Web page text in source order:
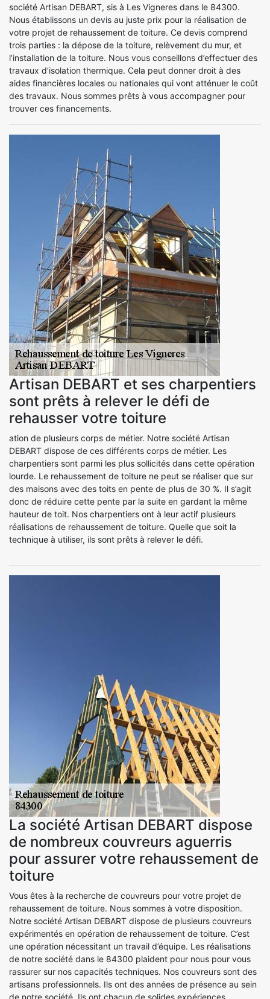
société Artisan DEBART, sis à Les Vigneres dans le 84300.
Nous établissons un devis au juste prix pour la réalisation de
votre projet de rehaussement de toiture. Ce devis comprend
trois parties : la dépose de la toiture, relèvement du mur, et
l’installation de la toiture. Nous vous conseillons d’effectuer des
travaux d’isolation thermique. Cela peut donner droit à des
aides financières locales ou nationales qui vont atténuer le coût
des travaux. Nous sommes prêts à vous accompagner pour
trouver ces financements.
Artisan DEBART et ses charpentiers
sont prêts à relever le défi de
rehausser votre toiture
ation de plusieurs corps de métier. Notre société Artisan
DEBART dispose de ces différents corps de métier. Les
charpentiers sont parmi les plus sollicités dans cette opération
lourde. Le rehaussement de toiture ne peut se réaliser que sur
des maisons avec des toits en pente de plus de 30 %. Il s’agit
donc de réduire cette pente par la suite en gardant la même
hauteur de toit. Nos charpentiers ont à leur actif plusieurs
réalisations de rehaussement de toiture. Quelle que soit la
technique à utiliser, ils sont prêts à relever le défi.
La société Artisan DEBART dispose
de nombreux couvreurs aguerris
pour assurer votre rehaussement de
toiture
Vous êtes à la recherche de couvreurs pour votre projet de
rehaussement de toiture. Nous sommes à votre disposition.
Notre société Artisan DEBART dispose de plusieurs couvreurs
expérimentés en opération de rehaussement de toiture. C’est
une opération nécessitant un travail d’équipe. Les réalisations
de notre société dans le 84300 plaident pour nous pour vous
rassurer sur nos capacités techniques. Nos couvreurs sont des
artisans professionnels. Ils ont des années de présence au sein
de notre société. Ils ont chacun de solides expériences.